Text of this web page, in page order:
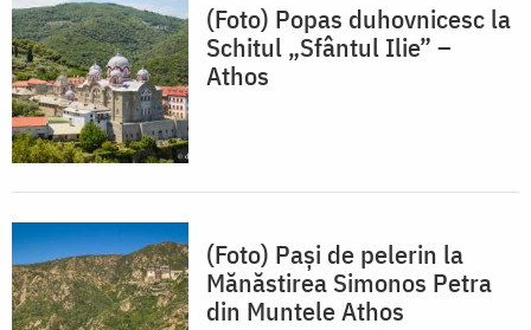
(Foto) Popas duhovnicesc la
Schitul „Sfântul Ilie” –
Athos
(Foto) Pași de pelerin la
Mănăstirea Simonos Petra
din Muntele Athos